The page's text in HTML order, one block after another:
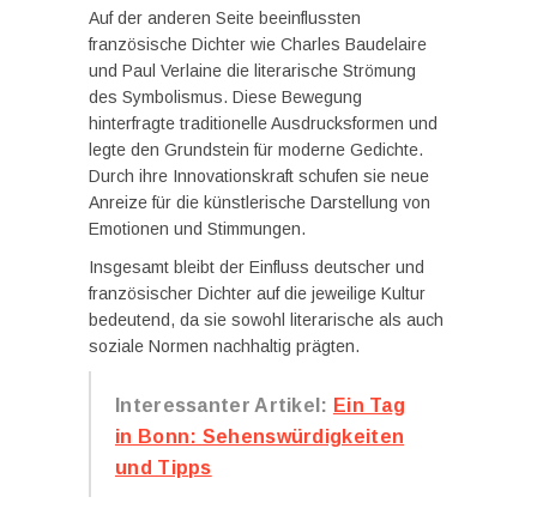
Auf der anderen Seite beeinflussten
französische Dichter wie Charles Baudelaire
und Paul Verlaine die literarische Strömung
des Symbolismus. Diese Bewegung
hinterfragte traditionelle Ausdrucksformen und
legte den Grundstein für moderne Gedichte.
Durch ihre Innovationskraft schufen sie neue
Anreize für die künstlerische Darstellung von
Emotionen und Stimmungen.
Insgesamt bleibt der Einfluss deutscher und
französischer Dichter auf die jeweilige Kultur
bedeutend, da sie sowohl literarische als auch
soziale Normen nachhaltig prägten.
Interessanter Artikel: Ein Tag
in Bonn: Sehenswürdigkeiten
und Tipps